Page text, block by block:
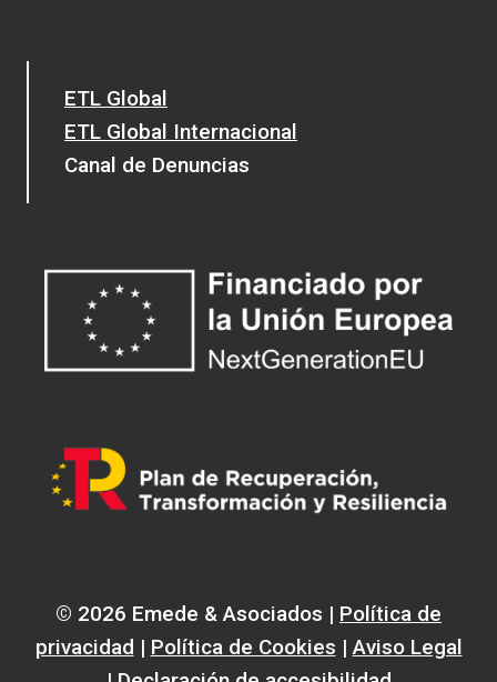
ETL Global
ETL Global Internacional
Canal de Denuncias
© 2026 Emede & Asociados | Política de
privacidad | Política de Cookies |Aviso Legal